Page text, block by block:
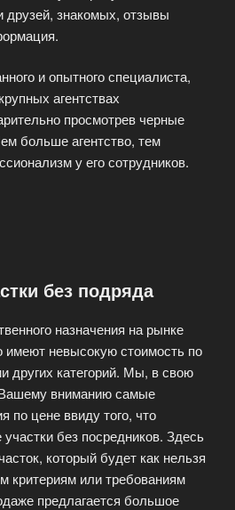
друзей, знакомых, отзывы
и опытного специалиста,
агентствах
просмотрев черные
больше агентство, тем
у его сотрудников.
без подряда
назначения на рынке
невысокую стоимость по
других категорий. Мы, в свою
вниманию самые
по цене ввиду того, что
без посредников. Здесь
который будет как нельзя
критериям или требованиям
предлагается большое